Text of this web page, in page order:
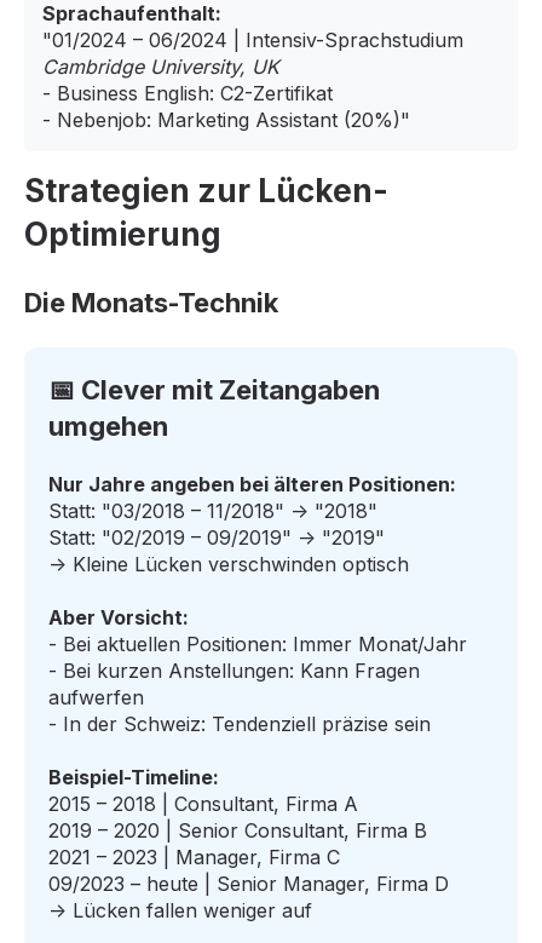
Sprachaufenthalt:
"01/2024 – 06/2024 | Intensiv-Sprachstudium
Cambridge University, UK
- Business English: C2-Zertifikat
- Nebenjob: Marketing Assistant (20%)"
Strategien zur Lücken-
Optimierung
Die Monats-Technik
📅 Clever mit Zeitangaben
umgehen
Nur Jahre angeben bei älteren Positionen:
Statt: "03/2018 – 11/2018" → "2018"
Statt: "02/2019 – 09/2019" → "2019"
→ Kleine Lücken verschwinden optisch
Aber Vorsicht:
- Bei aktuellen Positionen: Immer Monat/Jahr
- Bei kurzen Anstellungen: Kann Fragen
aufwerfen
- In der Schweiz: Tendenziell präzise sein
Beispiel-Timeline:
2015 – 2018 | Consultant, Firma A
2019 – 2020 | Senior Consultant, Firma B
2021 – 2023 | Manager, Firma C
09/2023 – heute | Senior Manager, Firma D
→ Lücken fallen weniger auf